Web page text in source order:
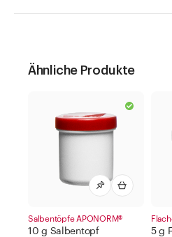
Ähnliche Produkte
Salbentöpfe APONORM®
10 g Salbentopf
5 g